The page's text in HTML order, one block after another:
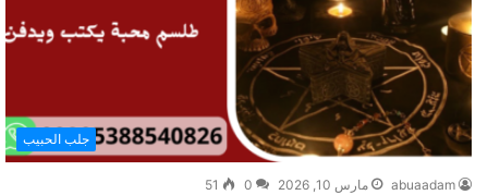
جلب الحبيب
abuaadam مارس 10, 2026 0
51